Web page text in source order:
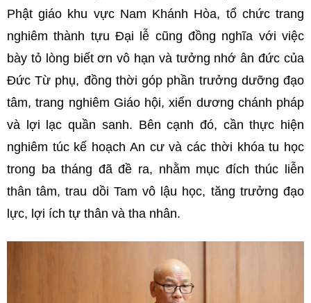
Phật giáo khu vực Nam Khánh Hòa, tổ chức trang
nghiêm thành tựu Đại lễ cũng đồng nghĩa với việc
bày tỏ lòng biết ơn vô hạn và tưởng nhớ ân đức của
Đức Từ phụ, đồng thời góp phần trưởng dưỡng đạo
tâm, trang nghiêm Giáo hội, xiển dương chánh pháp
và lợi lạc quần sanh. Bên cạnh đó, cần thực hiện
nghiêm túc kế hoạch An cư và các thời khóa tu học
trong ba tháng đã đề ra, nhằm mục đích thúc liễn
thân tâm, trau dồi Tam vô lậu học, tăng trưởng đạo
lực, lợi ích tự thân và tha nhân.